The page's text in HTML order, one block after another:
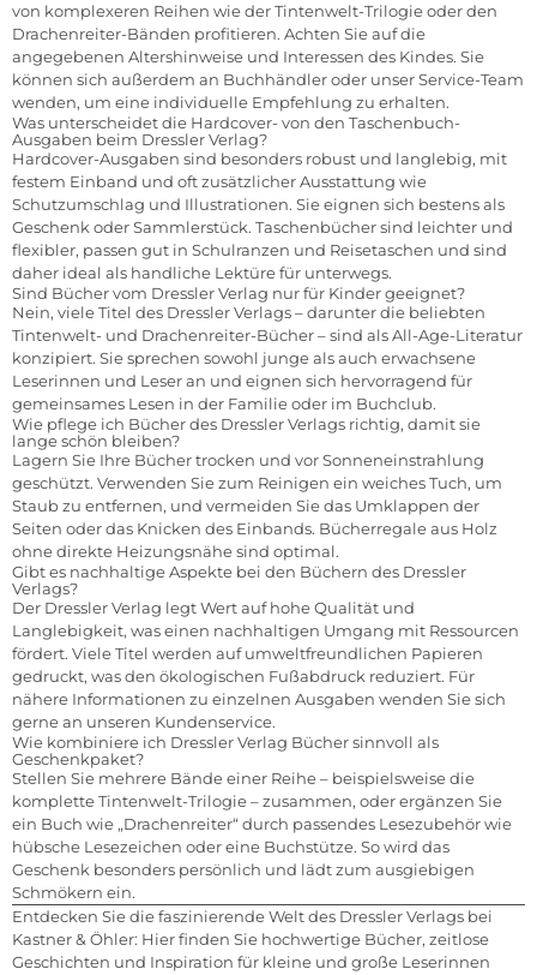
von komplexeren Reihen wie der Tintenwelt-Trilogie oder den
Drachenreiter-Bänden profitieren. Achten Sie auf die
angegebenen Altershinweise und Interessen des Kindes. Sie
können sich außerdem an Buchhändler oder unser Service-Team
wenden, um eine individuelle Empfehlung zu erhalten.
Was unterscheidet die Hardcover- von den Taschenbuch-
Ausgaben beim Dressler Verlag?
Hardcover-Ausgaben sind besonders robust und langlebig, mit
festem Einband und oft zusätzlicher Ausstattung wie
Schutzumschlag und Illustrationen. Sie eignen sich bestens als
Geschenk oder Sammlerstück. Taschenbücher sind leichter und
flexibler, passen gut in Schulranzen und Reisetaschen und sind
daher ideal als handliche Lektüre für unterwegs.
Sind Bücher vom Dressler Verlag nur für Kinder geeignet?
Nein, viele Titel des Dressler Verlags – darunter die beliebten
Tintenwelt- und Drachenreiter-Bücher – sind als All-Age-Literatur
konzipiert. Sie sprechen sowohl junge als auch erwachsene
Leserinnen und Leser an und eignen sich hervorragend für
gemeinsames Lesen in der Familie oder im Buchclub.
Wie pflege ich Bücher des Dressler Verlags richtig, damit sie
lange schön bleiben?
Lagern Sie Ihre Bücher trocken und vor Sonneneinstrahlung
geschützt. Verwenden Sie zum Reinigen ein weiches Tuch, um
Staub zu entfernen, und vermeiden Sie das Umklappen der
Seiten oder das Knicken des Einbands. Bücherregale aus Holz
ohne direkte Heizungsnähe sind optimal.
Gibt es nachhaltige Aspekte bei den Büchern des Dressler
Verlags?
Der Dressler Verlag legt Wert auf hohe Qualität und
Langlebigkeit, was einen nachhaltigen Umgang mit Ressourcen
fördert. Viele Titel werden auf umweltfreundlichen Papieren
gedruckt, was den ökologischen Fußabdruck reduziert. Für
nähere Informationen zu einzelnen Ausgaben wenden Sie sich
gerne an unseren Kundenservice.
Wie kombiniere ich Dressler Verlag Bücher sinnvoll als
Geschenkpaket?
Stellen Sie mehrere Bände einer Reihe – beispielsweise die
komplette Tintenwelt-Trilogie – zusammen, oder ergänzen Sie
ein Buch wie „Drachenreiter“ durch passendes Lesezubehör wie
hübsche Lesezeichen oder eine Buchstütze. So wird das
Geschenk besonders persönlich und lädt zum ausgiebigen
Schmökern ein.
Entdecken Sie die faszinierende Welt des Dressler Verlags bei
Kastner & Öhler: Hier finden Sie hochwertige Bücher, zeitlose
Geschichten und Inspiration für kleine und große Leserinnen